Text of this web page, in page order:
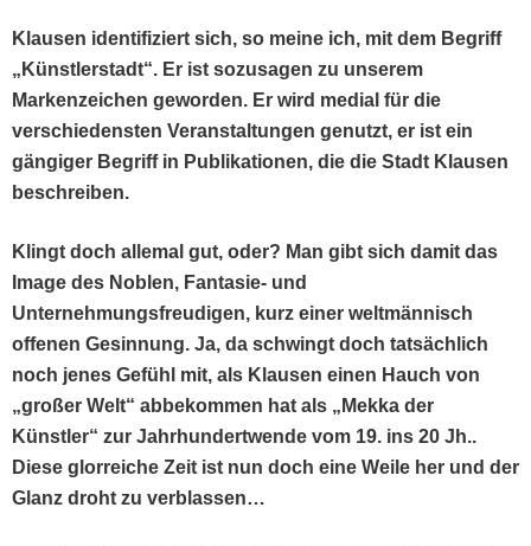
Klausen iden­ti­fiziert sich, so meine ich, mit dem Begriff
„Kün­stler­stadt“. Er ist sozusagen zu unserem
Marken­ze­ichen gewor­den. Er wird medi­al für die
ver­schieden­sten Ver­anstal­tun­gen genutzt, er ist ein
gängiger Begriff in Pub­lika­tio­nen, die die Stadt Klausen
beschreiben.
Klingt doch alle­mal gut, oder? Man gibt sich damit das
Image des Noblen, Fan­tasie- und
Unternehmungs­freudi­gen, kurz ein­er welt­män­nisch
offe­nen Gesin­nung. Ja, da schwingt doch tat­säch­lich
noch jenes Gefühl mit, als Klausen einen Hauch von
„großer Welt“ abbekom­men hat als „Mek­ka der
Kün­stler“ zur Jahrhun­der­twende vom 19. ins 20 Jh..
Diese glo­r­re­iche Zeit ist nun doch eine Weile her und der
Glanz dro­ht zu verblassen…